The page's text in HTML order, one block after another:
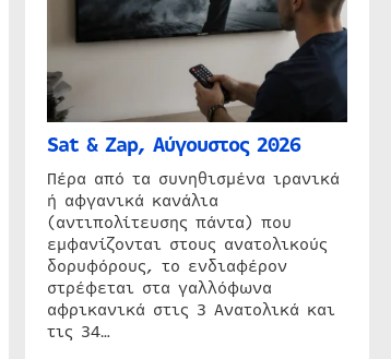
Sat & Zap, Αύγουστος 2026
Πέρα από τα συνηθισμένα ιρανικά
ή αφγανικά κανάλια
(αντιπολίτευσης πάντα) που
εμφανίζονται στους ανατολικούς
δορυφόρους, το ενδιαφέρον
στρέφεται στα γαλλόφωνα
αφρικανικά στις 3 Ανατολικά και
τις 34…